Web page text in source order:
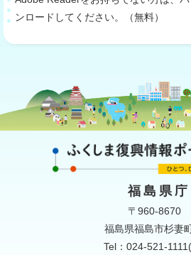
ンロードしてください。（無料）
福島県庁
〒960-8670
福島県福島市杉妻
Tel：024-521-